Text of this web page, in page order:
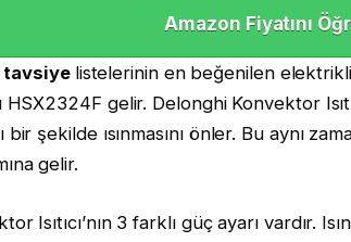
Amazon Fiyatını
tavsiye listelerinin en beğenilen elektrikli
HSX2324F gelir. Delonghi Konvektor
bir şekilde ısınmasını önler. Bu aynı
gelir.
Isıtıcı’nın 3 farklı güç ayarı vardır.